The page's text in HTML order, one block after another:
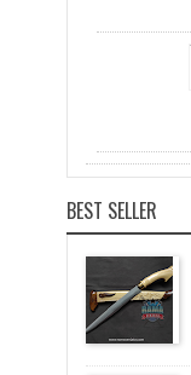
BEST SELLER